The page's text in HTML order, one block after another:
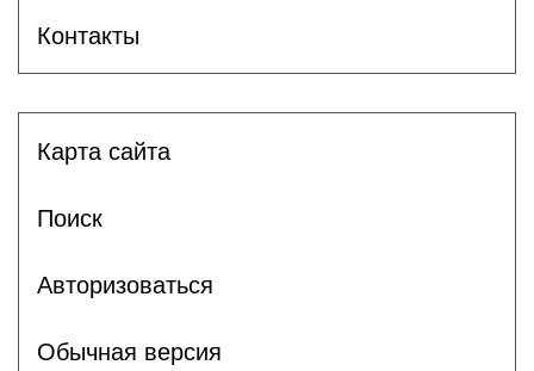
Контакты
Карта сайта
Поиск
Авторизоваться
Обычная версия